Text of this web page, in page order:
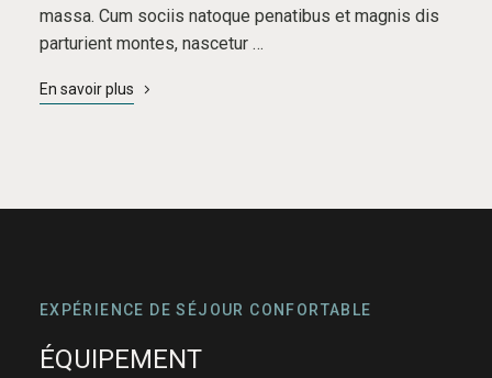
massa. Cum sociis natoque penatibus et magnis dis
parturient montes, nascetur …
En savoir plus
EXPÉRIENCE DE SÉJOUR CONFORTABLE
ÉQUIPEMENT